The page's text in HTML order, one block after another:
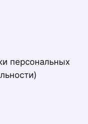
персональных